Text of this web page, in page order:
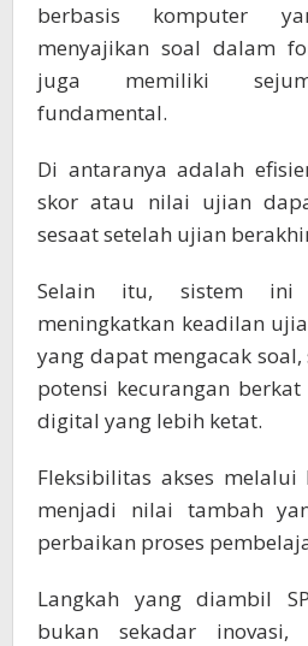
berbasis komputer
menyajikan soal dalam
juga memiliki
fundamental.
Di antaranya adalah
skor atau nilai ujian
sesaat setelah ujian
Selain itu, sistem ini
meningkatkan keadilan
yang dapat mengacak
potensi kecurangan
digital yang lebih ketat.
Fleksibilitas akses
menjadi nilai tambah
perbaikan proses
Langkah yang diambil
bukan sekadar inovasi,